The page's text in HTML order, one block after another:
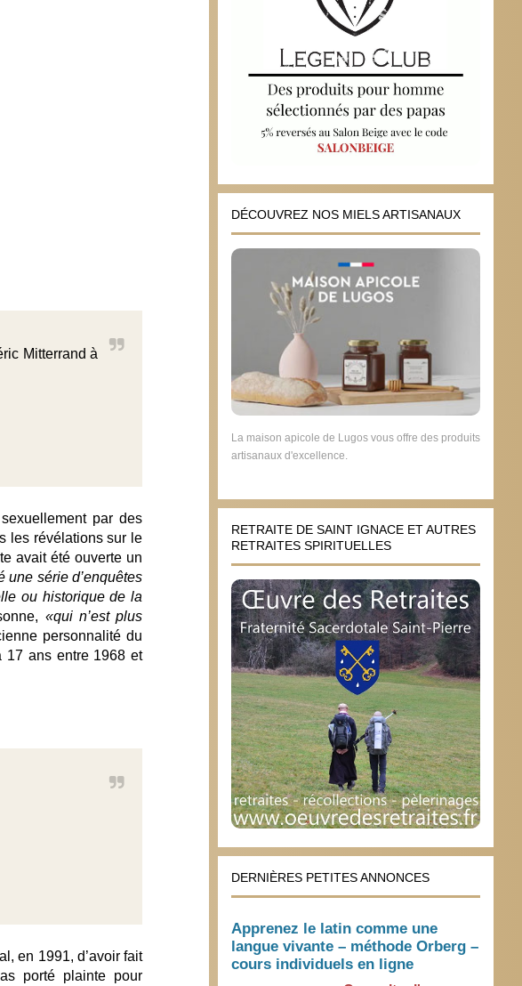
Mitterrand à
par des
les révélations sur le
avait été ouverte un
une série d’enquêtes
ou historique de la
«qui n’est plus
personnalité du
17 ans entre 1968 et
en 1991, d’avoir fait
porté plainte pour
DÉCOUVREZ NOS MIELS ARTISANAUX
La maison apicole de Lugos vous offre des produits
artisanaux d'excellence.
RETRAITE DE SAINT IGNACE ET AUTRES
RETRAITES SPIRITUELLES
DERNIÈRES PETITES ANNONCES
Apprenez le latin comme une
langue vivante – méthode Orberg –
cours individuels en ligne